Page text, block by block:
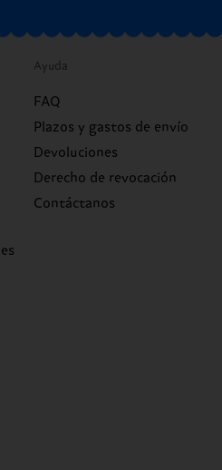
Ayuda
FAQ
Plazos y gastos de envío
Devoluciones
Derecho de revocación
Contáctanos